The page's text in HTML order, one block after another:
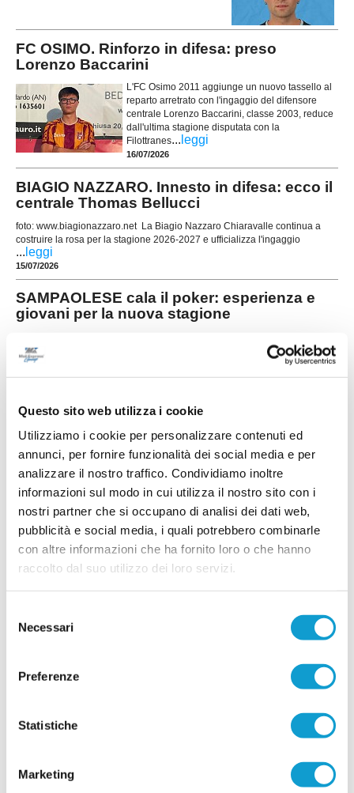
Questo sito web utilizza i cookie
Utilizziamo i cookie per personalizzare contenuti ed
annunci, per fornire funzionalità dei social media e per
analizzare il nostro traffico. Condividiamo inoltre
informazioni sul modo in cui utilizza il nostro sito con i
nostri partner che si occupano di analisi dei dati web,
pubblicità e social media, i quali potrebbero combinarle
con altre informazioni che ha fornito loro o che hanno
raccolto dal suo utilizzo dei loro servizi.
delNecessari
Preferenze
Statistiche
Marketing
FC OSIMO. Rinforzo in difesa: preso
Lorenzo Baccarini
L'FC Osimo 2011 aggiunge un nuovo tassello al
reparto arretrato con l'ingaggio del difensore
centrale Lorenzo Baccarini, classe 2003, reduce
dall'ultima stagione disputata con la
Filottranes... leggi
16/07/2026
BIAGIO NAZZARO. Innesto in difesa: ecco il
centrale Thomas Bellucci
foto: www.biagionazzaro.net La Biagio Nazzaro Chiaravalle continua a
costruire la rosa per la stagione 2026-2027 e ufficializza l'ingaggio
... leggi
15/07/2026
SAMPAOLESE cala il poker: esperienza e
giovani per la nuova stagione
della prossima stagione, rinforzando tutti i reparti
con un mix di giovani di prospettiva ed elementi
di esperienza. In attacco arriva Giuseppe Di
LEONESSA MONTORO. Tanti volti nuovi per
mister Santinelli
La Leonessa Montoro è molto attiva sul mercato e
presenta i primi acquisti in vista della prossima
stagione. Il direttore sportivo Giancarlo Tateo ha
costruito una rosa che unisce giovani di
prospettiva ed elemen ...leggi
VILLA MUSONE molto attivo sul mercato: le
Il Villa Musone prosegue la costruzione della
mirati. La società gialloblù conferma gran parte